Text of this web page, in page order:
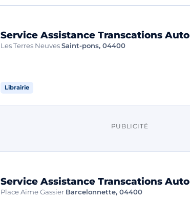
Service Assistance Transcations Auto
Les Terres NeuvesSaint-pons, 04400
Librairie
PUBLICITÉ
Service Assistance Transcations Auto
Place Aime Gassier Barcelonnette, 04400